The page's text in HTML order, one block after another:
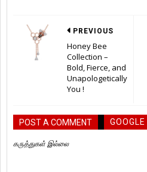
PREVIOUS
Honey Bee
Collection –
Bold, Fierce, and
Unapologetically
You !
POST A COMMENT GOOGLE
கருத்துகள் இல்லை